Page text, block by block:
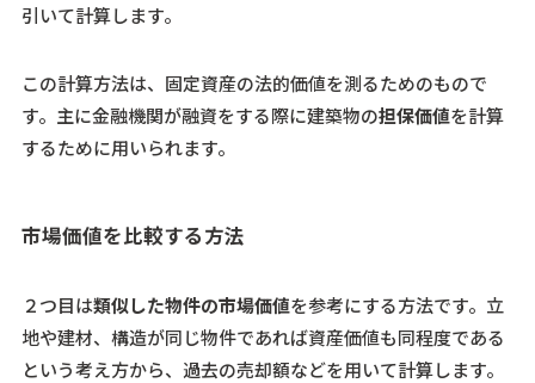
引いて計算します。
この計算方法は、固定資産の法的価値を測るためのもので
す。主に金融機関が融資をする際に建築物の担保価値を計算
するために用いられます。
市場価値を比較する方法
２つ目は類似した物件の市場価値を参考にする方法です。立
地や建材、構造が同じ物件であれば資産価値も同程度である
という考え方から、過去の売却額などを用いて計算します。